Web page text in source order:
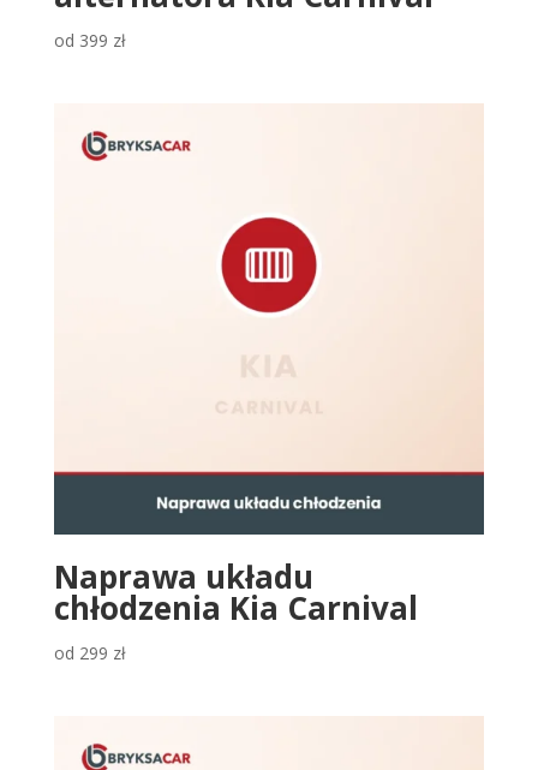
od 399 zł
Naprawa układu
chłodzenia Kia Carnival
od 299 zł